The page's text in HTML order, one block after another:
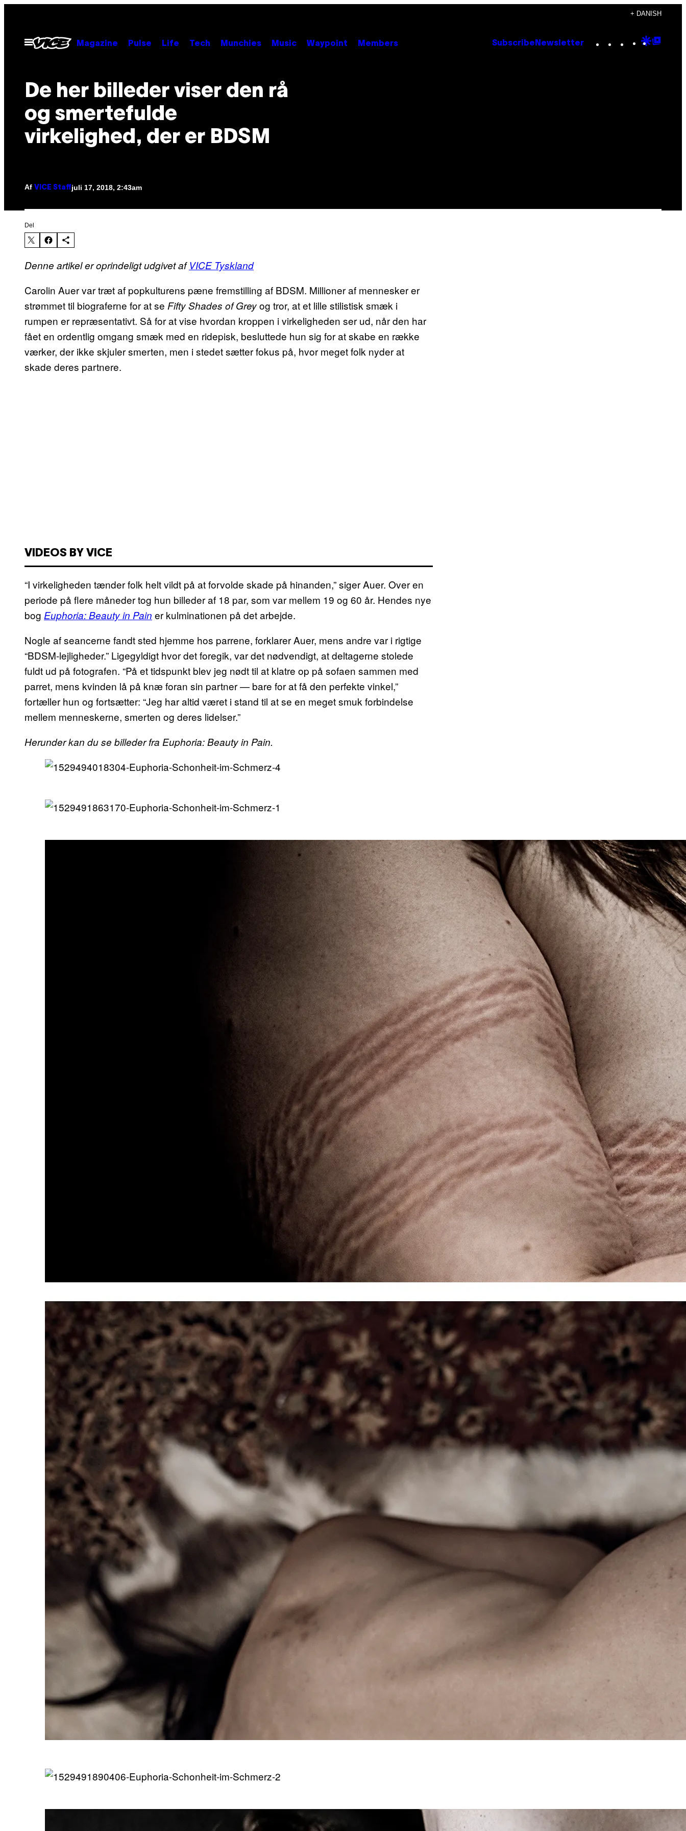
indhold
+ DANISH
Åbn
Menu
Magazine Pulse Life Tech Munchies Music Waypoint Members Subscribe Newsletter Instagram
TikTok
YouTube
Google
De her billeder viser den rå
og smertefulde
virkelighed, der er BDSM
Af VICE Staffjuli 17, 2018, 2:43am
Del
Denne artikel er oprindeligt udgivet afVICE Tyskland
Carolin Auer var træt af popkulturens pæne fremstilling af BDSM. Millioner af mennesker er
strømmet til biograferne for at se Fifty Shades of Greyog tror, at et lille stilistisk smæk i
rumpen er repræsentativt. Så for at vise hvordan kroppen i virkeligheden ser ud, når den har
fået en ordentlig omgang smæk med en ridepisk, besluttede hun sig for at skabe en række
værker, der ikke skjuler smerten, men i stedet sætter fokus på, hvor meget folk nyder at
skade deres partnere.
VIDEOS BY VICE
“I virkeligheden tænder folk helt vildt på at forvolde skade på hinanden,” siger Auer. Over en
periode på flere måneder tog hun billeder af 18 par, som var mellem 19 og 60 år. Hendes nye
bog Euphoria: Beauty in Pain er kulminationen på det arbejde.
Nogle af seancerne fandt sted hjemme hos parrene, forklarer Auer, mens andre var i rigtige
“BDSM-lejligheder.” Ligegyldigt hvor det foregik, var det nødvendigt, at deltagerne stolede
fuldt ud på fotografen. “På et tidspunkt blev jeg nødt til at klatre op på sofaen sammen med
parret, mens kvinden lå på knæ foran sin partner — bare for at få den perfekte vinkel,”
fortæller hun og fortsætter: “Jeg har altid været i stand til at se en meget smuk forbindelse
mellem menneskerne, smerten og deres lidelser.”
Herunder kan du se billeder fra Euphoria: Beauty in Pain.